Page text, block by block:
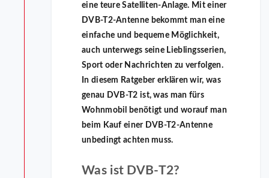
eine teure Satelliten-Anlage. Mit einer
DVB-T2-Antenne bekommt man eine
einfache und bequeme Möglichkeit,
auch unterwegs seine Lieblingsserien,
Sport oder Nachrichten zu verfolgen.
In diesem Ratgeber erklären wir, was
genau DVB-T2 ist, was man fürs
Wohnmobil benötigt und worauf man
beim Kauf einer DVB-T2-Antenne
unbedingt achten muss.
Was ist DVB-T2?